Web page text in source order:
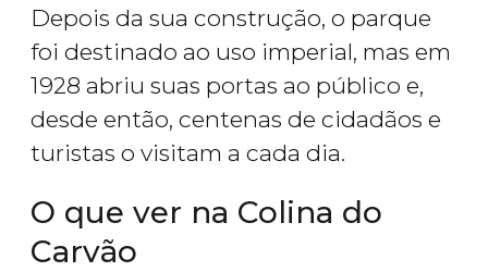
Depois da sua construção, o parque
foi destinado ao uso imperial, mas em
1928 abriu suas portas ao público e,
desde então, centenas de cidadãos e
turistas o visitam a cada dia.
O que ver na Colina do
Carvão